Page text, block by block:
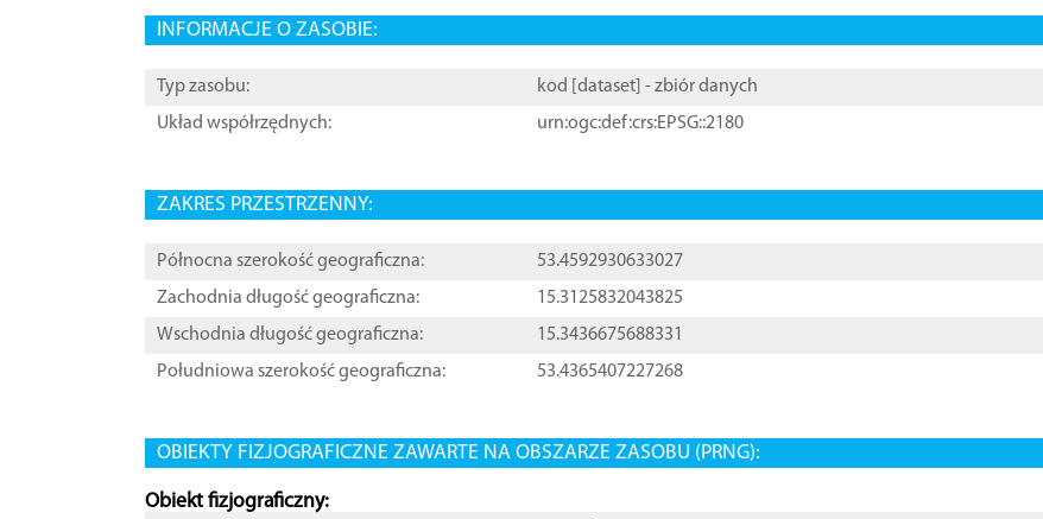
INFORMACJE O ZASOBIE:
Typ zasobu: kod [ dataset ] - zbiór danych
Układ współrzędnych:
urn:ogc:def:crs:EPSG::2180
ZAKRES PRZESTRZENNY:
Północna szerokość geograficzna:
53.4592930633027
Zachodnia długość geograficzna:
15.3125832043825
Wschodnia długość geograficzna:
15.3436675688331
Południowa szerokość geograficzna:
53.4365407227268
OBIEKTY FIZJOGRAFICZNE ZAWARTE NA OBSZARZE ZASOBU (PRNG):
Obiekt fizjograficzny: